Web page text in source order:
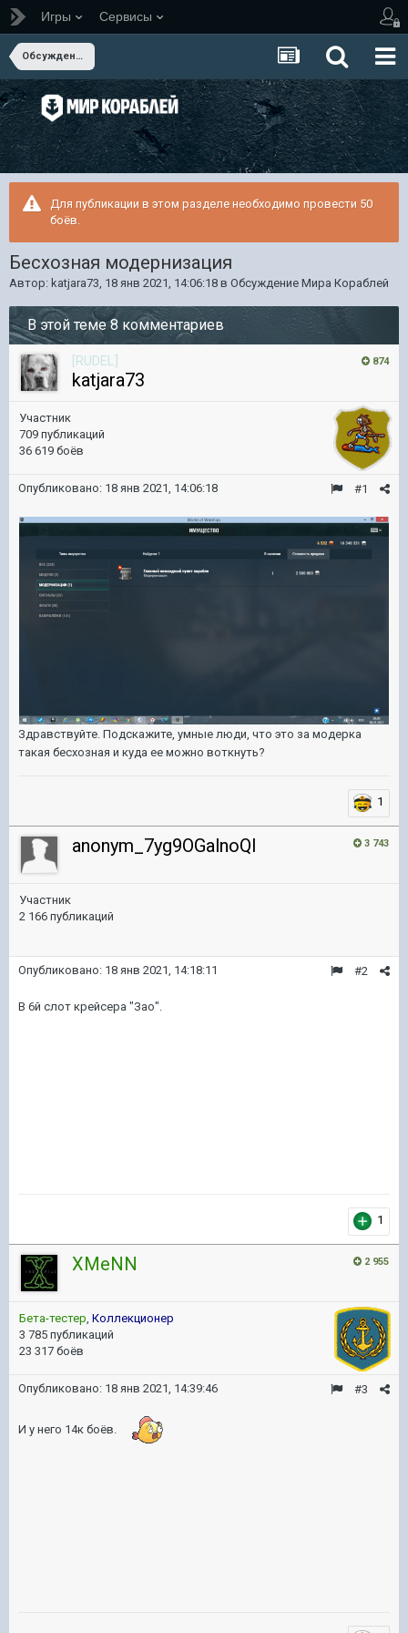
Игры Сервисы
Обсуждение Мира Кораблей
Для публикации в этом разделе необходимо провести 50
боёв.
Бесхозная модернизация
Автор: katjara73, 18 янв 2021, 14:06:18 в Обсуждение Мира Кораблей
В этой теме 8 комментариев
874
[RUDEL]
katjara73
Участник
709 публикаций
36 619 боёв
#1
Опубликовано: 18 янв 2021, 14:06:18
Здравствуйте. Подскажите, умные люди, что это за модерка
такая бесхозная и куда ее можно воткнуть?
1
3 743
anonym_7yg9OGalnoQI
Участник
2 166 публикаций
#2
Опубликовано: 18 янв 2021, 14:18:11
В 6й слот крейсера "Зао".
1
2 955
XMeNN
Бета-тестер, Коллекционер
3 785 публикаций
23 317 боёв
#3
Опубликовано: 18 янв 2021, 14:39:46
И у него 14к боёв.